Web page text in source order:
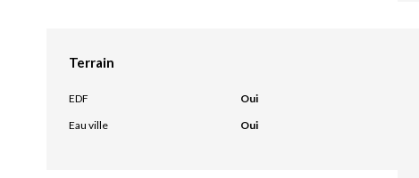
Terrain
EDF
Oui
Eau ville
Oui